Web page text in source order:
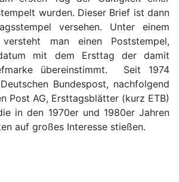
wurden. Dieser Brief ist dann
versehen. Unter einem
versteht man einen Poststempel,
mit dem Ersttag der damit
übereinstimmt. Seit 1974
Bundespost, nachfolgend
Post AG, Ersttagsblätter (kurz ETB)
in den 1970er und 1980er Jahren
auf großes Interesse stießen.